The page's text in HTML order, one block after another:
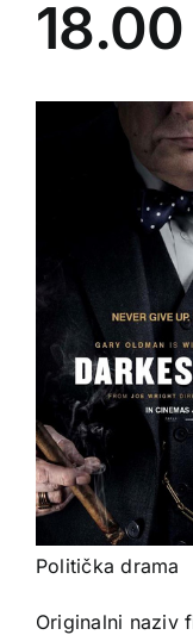
18.00
Politička drama
Originalni naziv